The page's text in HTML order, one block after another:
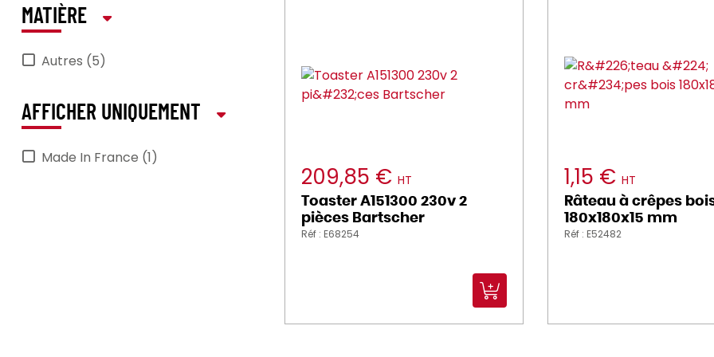
MATIÈRE
Autres (5)
AFFICHER UNIQUEMENT
Made In France (1)
209,85 € HT
Toaster A151300 230v 2
pièces Bartscher
Réf : E68254
1,15 € HT
Râteau à crêpes
180x180x15 mm
Réf : E52482